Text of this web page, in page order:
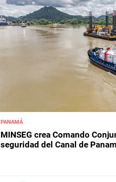
PANAMÁ
MINSEG crea Comando
seguridad del Canal de